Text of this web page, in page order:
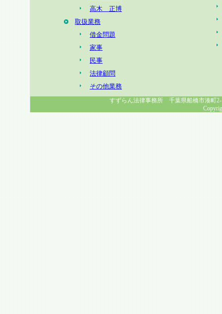
高木 正博
取扱業務
借金問題
家事
民事
法律顧問
その他業務
すずらん法律事務所 千葉県船橋市湊町